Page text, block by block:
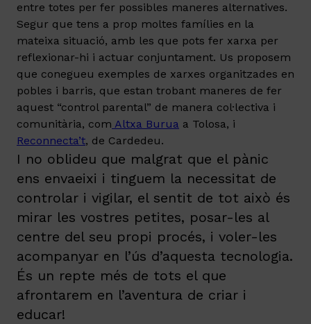
entre totes per fer possibles maneres alternatives.
Segur que tens a prop moltes famílies en la
mateixa situació, amb les que pots fer xarxa per
reflexionar-hi i actuar conjuntament. Us proposem
que conegueu exemples de xarxes organitzades en
pobles i barris, que estan trobant maneres de fer
aquest “control parental” de manera col·lectiva i
comunitària, com Altxa Burua a Tolosa, i
Reconnecta’t, de Cardedeu.
I no oblideu que malgrat que el pànic
ens envaeixi i tinguem la necessitat de
controlar i vigilar, el sentit de tot això és
mirar les vostres petites, posar-les al
centre del seu propi procés, i voler-les
acompanyar en l’ús d’aquesta tecnologia.
És un repte més de tots el que
afrontarem en l’aventura de criar i
educar!